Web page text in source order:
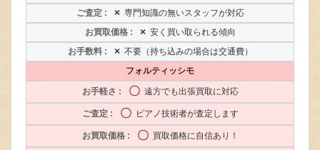
× 専門知識の無いスタッフが対応
× 安く買い取られる傾向
× 不要（持ち込みの場合は交通費）
フォルティッシモ
〇 遠方でも出張買取に対応
〇 ピアノ技術者が査定します
〇 買取価格に自信あり！